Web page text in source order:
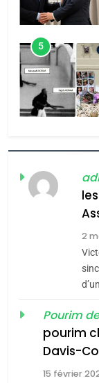
6
2
Pourim
pourim
Davis-
15 février